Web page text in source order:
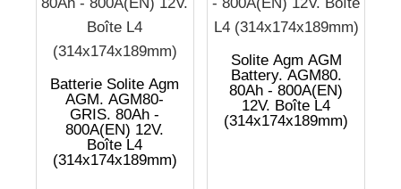
Batterie Solite Agm
AGM. AGM80-
GRIS. 80Ah -
800A(EN) 12V.
Boîte L4
(314x174x189mm)
Solite Agm AGM
Battery. AGM80.
80Ah - 800A(EN)
12V. Boîte L4
(314x174x189mm)